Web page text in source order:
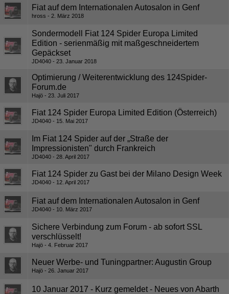
Fiat auf dem Internationalen Autosalon in Genf
hross 2. März 2018
Sondermodell Fiat 124 Spider Europa Limited
Edition - serienmäßig mit maßgeschneidertem
Gepäckset
JD4040 23. Januar 2018
Optimierung / Weiterentwicklung des 124Spider-
Forum.de
Hajö 23. Juli 2017
Fiat 124 Spider Europa Limited Edition (Österreich)
JD4040 15. Mai 2017
Im Fiat 124 Spider auf der „Straße der
Impressionisten" durch Frankreich
JD4040 28. April 2017
Fiat 124 Spider zu Gast bei der Milano Design Week
JD4040 12. April 2017
Fiat auf dem Internationalen Autosalon in Genf
JD4040 10. März 2017
Sichere Verbindung zum Forum - ab sofort SSL
verschlüsselt!
Hajö 4. Februar 2017
Neuer Werbe- und Tuningpartner: Augustin Group
Hajö 26. Januar 2017
10 Januar 2017 - Kurz gemeldet - Neues von Abarth